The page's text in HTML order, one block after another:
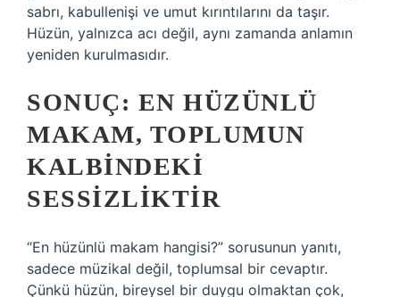
sabrı, kabullenişi ve umut kırıntılarını da taşır.
Hüzün, yalnızca acı değil, aynı zamanda anlamın
yeniden kurulmasıdır.
SONUÇ: EN HÜZÜNLÜ
MAKAM, TOPLUMUN
KALBINDEKI
SESSIZLIKTIR
“En hüzünlü makam hangisi?” sorusunun yanıtı,
sadece müzikal değil, toplumsal bir cevaptır.
Çünkü hüzün, bireysel bir duygu olmaktan çok,